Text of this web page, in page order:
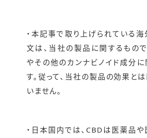
・本記事で取り上げられている
文は、当社の製品に関するもので
やその他のカンナビノイド成分
す。従って、当社の製品の効果と
いません。
・日本国内では、CBDは医薬品